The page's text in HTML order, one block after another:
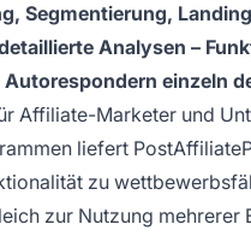
Segmentierung,
Analysen –
einzeln
Affiliate-Marketer und
liefert
zu
zur Nutzung mehrerer